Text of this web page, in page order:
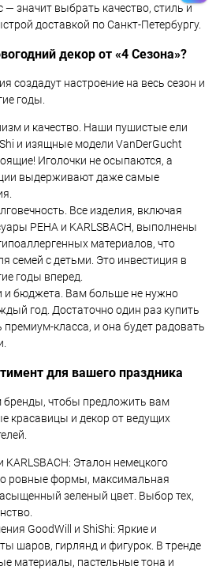
— значит выбрать качество, стиль и
доставкой по Санкт-Петербургу.
декор от «4 Сезона»?
создадут настроение на весь сезон и
годы.
и качество. Наши пушистые ели
и изящные модели VanDerGucht
Иголочки не осыпаются, а
выдерживают даже самые
Все изделия, включая
PEHA и KARLSBACH, выполнены
материалов, что
семей с детьми. Это инвестиция в
годы вперед.
и бюджета. Вам больше не нужно
год. Достаточно один раз купить
премиум-класса, и она будет радовать
для вашего праздника
чтобы предложить вам
красавицы и декор от ведущих
KARLSBACH: Эталон немецкого
ровные формы, максимальная
зеленый цвет. Выбор тех,
GoodWill и ShiShi: Яркие и
шаров, гирлянд и фигурок. В тренде
материалы, пастельные тона и